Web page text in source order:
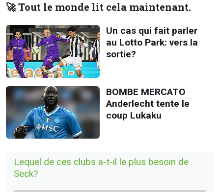
🚀 Tout le monde lit cela maintenant.
Un cas qui fait parler
au Lotto Park: vers la
sortie?
BOMBE MERCATO
Anderlecht tente le
coup Lukaku
Lequel de ces clubs a-t-il le plus besoin de
Seck?